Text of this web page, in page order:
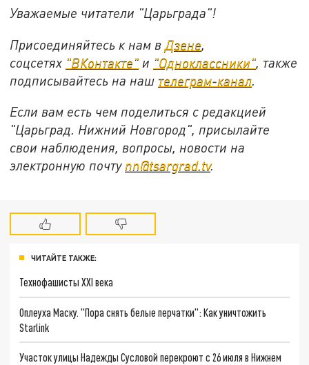
Уважаемые читатели "Царьграда"!
Присоединяйтесь к нам в Дзене
соцсетях "ВКонтакте" и "Одноклассники" также
подписывайтесь на наш телеграм-канал
Если вам есть чем поделиться с редакцией
"Царьград. Нижний Новгород", присылайте
свои наблюдения, вопросы, новости на
электронную почту nn@tsargrad.tv.
ЧИТАЙТЕ ТАКЖЕ:
Технофашисты XXI века
Оплеуха Маску. "Пора снять белые перчатки": Как уничтожить
Starlink
Участок улицы Надежды Сусловой перекроют с 26 июля в Нижнем